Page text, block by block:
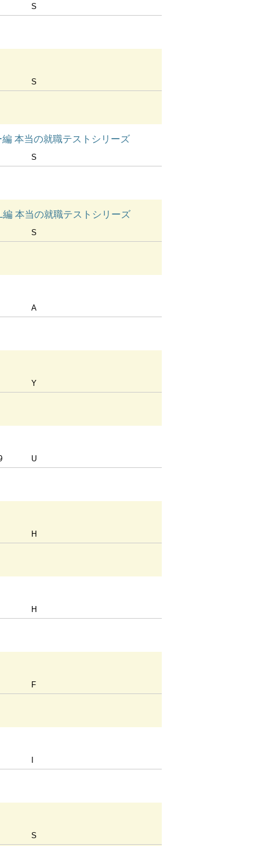
S
S
本当の就職テストシリーズ
S
本当の就職テストシリーズ
S
A
Y
U
H
H
F
S